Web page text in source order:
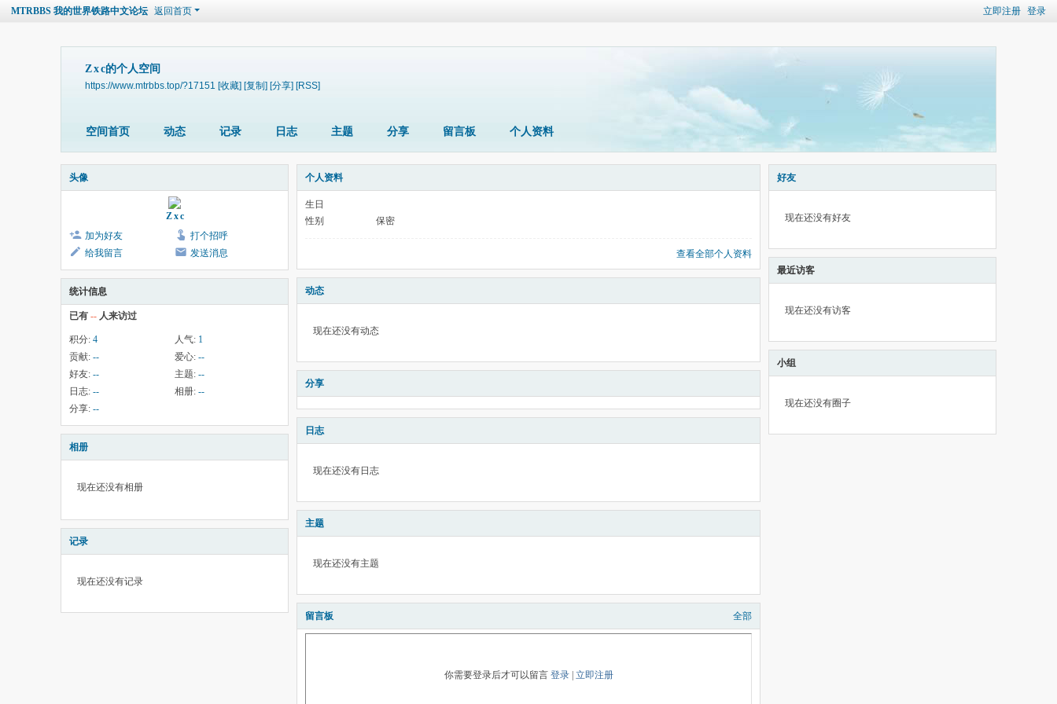
立即注册 登录
MTRBBS 我的世界铁路中文论坛 返回首页
Z x c的个人空间
https://www.mtrbbs.top/?17151 [收藏] [复制] [分享] [RSS]
空间首页 动态 记录 日志 主题 分享 留言板 个人资料
头像
Z x c
加为好友
打个招呼
给我留言
发送消息
统计信息
已有 -- 人来访过
积分: 4 人气: 1
贡献: -- 爱心: --
好友: -- 主题: --
日志: -- 相册: --
分享: --
相册
现在还没有相册
记录
现在还没有记录
个人资料
生日
性别
保密
查看全部个人资料
动态
现在还没有动态
分享
日志
现在还没有日志
主题
现在还没有主题
留言板 全部
你需要登录后才可以留言 登录| 立即注册
好友
现在还没有好友
最近访客
现在还没有访客
小组
现在还没有圈子